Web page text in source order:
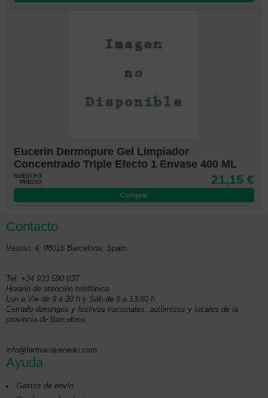
Eucerin Dermopure Gel Limpiador
Concentrado Triple Efecto 1 Envase 400 ML
NUESTRO
PRECIO
21,15 €
Comprar
Contacto
Vesuvi, 4, 08016 Barcelona, Spain
Tel. +34 933 590 037
Horario de atención telefónica
Lun a Vie de 9 a 20 h y Sáb de 9 a 13:00 h
Cerrado domingos y festivos nacionales, autómicos y locales de la
provincia de Barcelona
info@farmaciarenedo.com
Ayuda
Gastos de envío